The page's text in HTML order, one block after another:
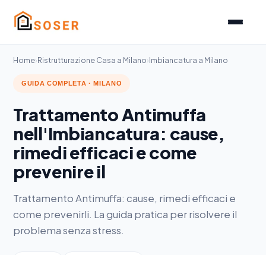
Home›Ristrutturazione Casa a Milano›Imbiancatura a Milano
GUIDA COMPLETA · MILANO
Trattamento Antimuffa
nell'Imbiancatura: cause,
rimedi efficaci e come
prevenire il
Trattamento Antimuffa: cause, rimedi efficaci e
come prevenirli. La guida pratica per risolvere il
problema senza stress.